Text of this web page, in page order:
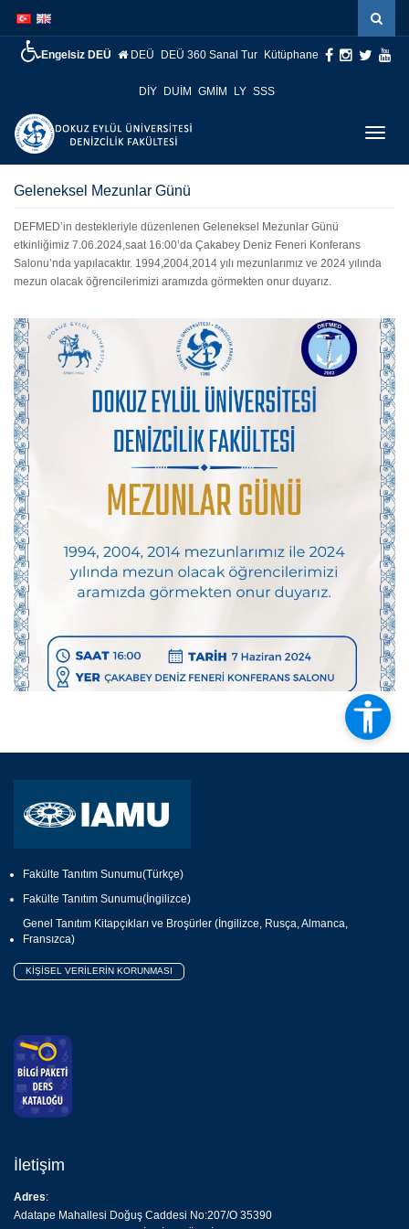
atla
atla
Engelsiz DEÜ DEÜ DEÜ 360 Sanal Tur Kütüphane
DİY DUİM GMİM LY SSS
Geleneksel Mezunlar Günü
DEFMED’in destekleriyle düzenlenen Geleneksel Mezunlar Günü
etkinliğimiz 7.06.2024,saat 16:00’da Çakabey Deniz Feneri Konferans
Salonu’nda yapılacaktır. 1994,2004,2014 yılı mezunlarımız ve 2024 yılında
mezun olacak öğrencilerimizi aramızda görmekten onur duyarız.
Fakülte Tanıtım Sunumu(Türkçe)
Fakülte Tanıtım Sunumu(İngilizce)
Genel Tanıtım Kitapçıkları ve Broşürler (İngilizce, Rusça, Almanca,
Fransızca)
KİŞİSEL VERİLERİN KORUNMASI
İletişim
Adres:
Adatape Mahallesi Doğuş Caddesi No:207/O 35390